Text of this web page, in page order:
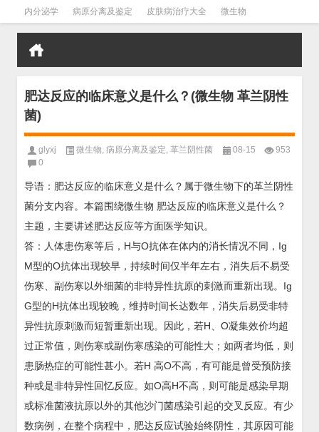
内分泌学 病原分离及鉴定 皮肤病治疗大全 微生物
皮肤病学 男科学 血液病学 心血管 口腔医学 禁戒毒品
肥达反应的临床意义是什么？(微生物 革兰阴性
菌)
glyxj 微生物, 病原分离及鉴定, 革兰阴性菌 08-15
953
0
导语：肥达反应的临床意义是什么？属于微生物下的革兰阴性
菌分支内容。本篇围绕微生物 肥达反应的临床意义是什么？
主题，主要讲述肥达反应等方面医学知识。
答：人体患伤寒等后，H与O抗体在体内的消长情况不同，Ig
M型的O抗体出现较早，持续时间仅半年左右，消失后不易受
伤寒、副伤寒以外细菌的非特异性抗原的刺激而重新出现。Ig
G型的H抗体出现较晚，维持时间长达数年，消失后易受非特
异性抗原刺激而短暂重新出现。因此，若H、O凝集效价均超
过正常值，则伤寒或副伤寒感染的可能性大；如两者均低，则
患肠热症的可能性甚小。若H 高O不高，有可能是曾受预防接
种或是非特异性回忆反应。如O高H不高，则可能是感染早期
或标准菌液抗原以外的其他沙门菌感染引起的交叉反应。有少
数病例，在整个病程中，肥达反应试验始终阴性，其原因可能